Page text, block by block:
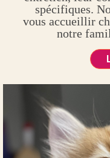
spécifiques.
vous accueillir
notre